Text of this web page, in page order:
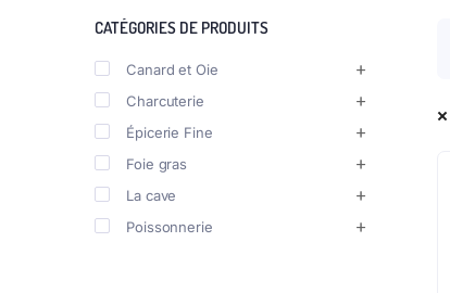
CATÉGORIES DE PRODUITS
Canard et Oie
Charcuterie
Épicerie Fine
Foie gras
La cave
Poissonnerie